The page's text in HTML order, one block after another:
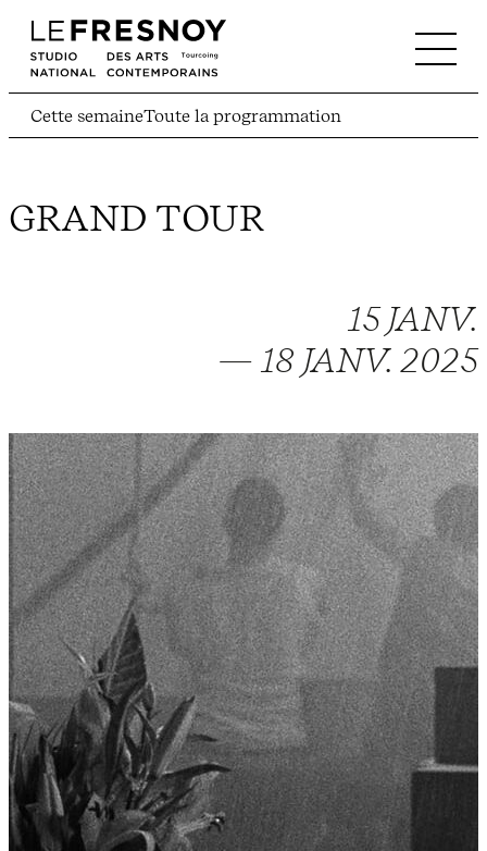
Cette semaineToute la programmation
GRAND TOUR
15 JANV.
— 18 JANV. 2025